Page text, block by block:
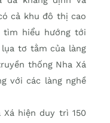
cả khu đô thị cao
hiểu hướng tới
tơ tằm của làng
thống Nha Xá
với các làng nghề
hiện duy trì 150